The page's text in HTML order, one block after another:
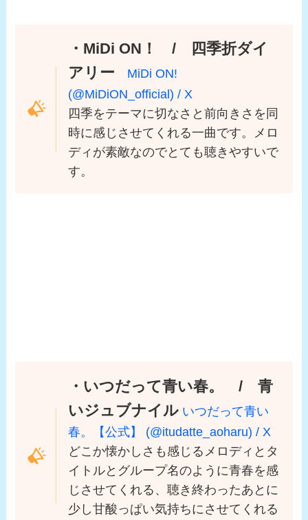
・MiDi ON！ / 四季折ダイ
アリー
MiDi ON!
(@MiDiON_official) / X
四季をテーマに切なさと前向きさを同
時に感じさせてくれる一曲です。メロ
ディが素敵なのでとても聴きやすいで
す。
・いつだって青い春。 / 青
いジュブナイル いつだって青い
春。【公式】 (@itudatte_aoharu) / X
どこか懐かしさも感じるメロディとタ
イトルとグループ名のように青春を感
じさせてくれる、聴き終わったあとに
少し甘酸っぱい気持ちにさせてくれる